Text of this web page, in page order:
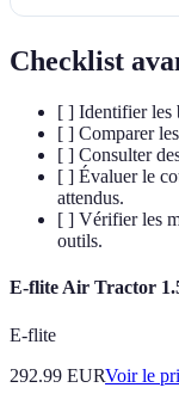
Checklist
[ ] Identifier les
[ ] Comparer
[ ] Consulter
[ ] Évaluer le
attendus.
[ ] Vérifier les
outils.
E-flite Air Tractor
E-flite
292.99 EURVoir le